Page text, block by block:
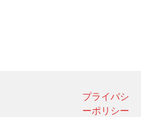
プライバシ
ーポリシー